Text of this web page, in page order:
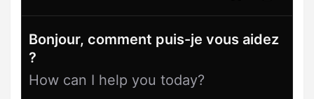
Bonjour, comment puis-je vous aidez
?
How can I help you today?